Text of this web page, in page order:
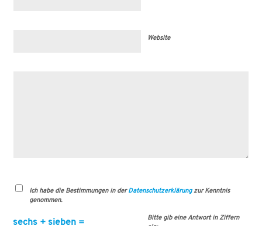
Website
Ich habe die Bestimmungen in derDatenschutzerklärungzur Kenntnis
genommen.
Bitte gib eine Antwort in Ziffern
sechs + sieben =